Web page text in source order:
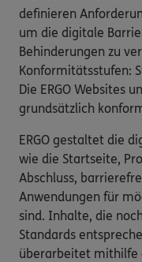
definieren
um die digitale
Behinderungen zu
Konformitätsstufen:
Die ERGO Websites
grundsätzlich
ERGO gestaltet die
wie die Startseite,
Abschluss,
Anwendungen für
sind. Inhalte, die
Standards
überarbeitet mithilfe